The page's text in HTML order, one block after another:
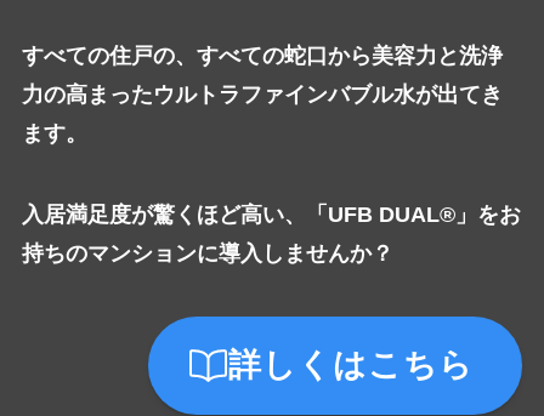
すべての住戸の、すべての蛇口から美容力と洗浄
力の高まったウルトラファインバブル水が出てき
ます。
入居満足度が驚くほど高い、「UFB DUAL®」をお
持ちのマンションに導入しませんか？
詳しくはこちら